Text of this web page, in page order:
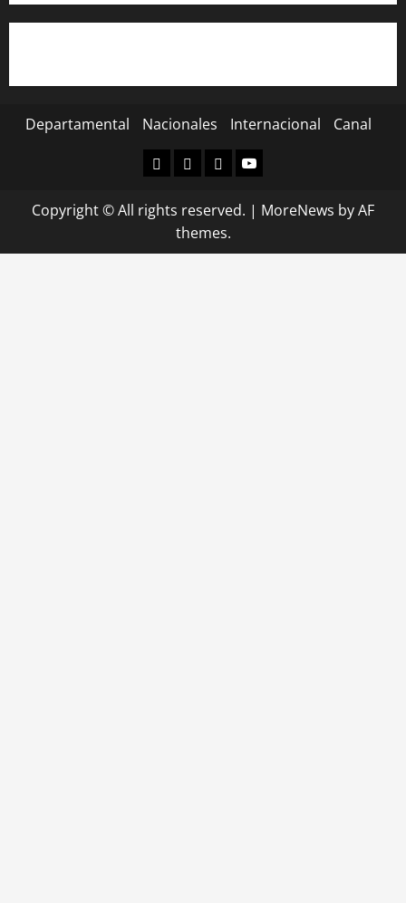
Departamental Nacionales Internacional Canal
Departamental
Nacionales
Internacional
Canal
Copyright © All rights reserved. | MoreNews by AF
themes.